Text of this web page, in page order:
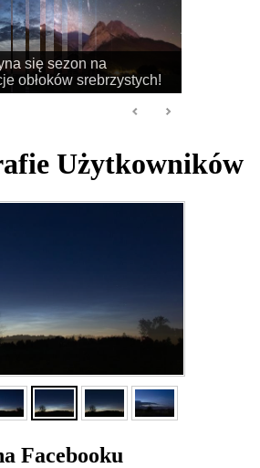
się sezon na
obłoków srebrzystych!
Użytkowników
Facebooku